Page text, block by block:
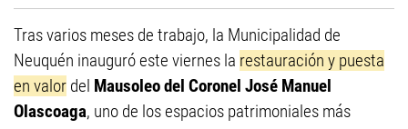
Tras varios meses de trabajo, la Municipalidad de
Neuquén inauguró este viernes la restauración y puesta
en valor del Mausoleo del Coronel José Manuel
Olascoaga, uno de los espacios patrimoniales más